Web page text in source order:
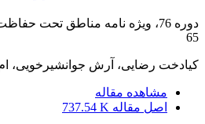
دوره 76، ویژه نامه مناطق تحت حفاظت، زمستان 1402، صفحه
65
کیادخت رضایی، آرش جوانشیرخویی، ام
مشاهده مقاله
اصل مقاله 737.54 K